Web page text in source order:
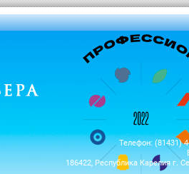
Телефон: (81431)
186422, Республика Карелия г.